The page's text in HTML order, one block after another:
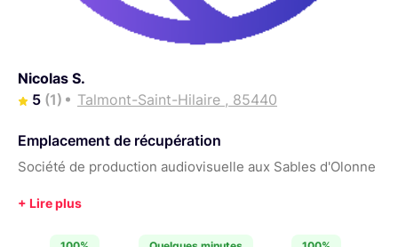
Nicolas S.
5 (1) Talmont-Saint-Hilaire , 85440
Emplacement de récupération
Société de production audiovisuelle aux Sables d'Olonne